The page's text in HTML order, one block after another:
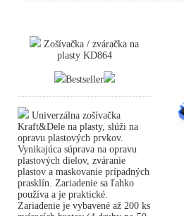
Zošívačka / zváračka na
plasty KD864
Bestseller
Univerzálna zošívačka
Kraft&Dele na plasty, slúži na
opravu plastových prvkov.
Vynikajúca súprava na opravu
plastových dielov, zváranie
plastov a maskovanie prípadných
prasklín. Zariadenie sa ľahko
používa a je praktické.
Zariadenie je vybavené až 200 ks